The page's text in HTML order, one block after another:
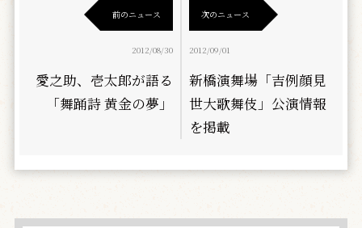
前のニュース
2012/08/30
愛之助、壱太郎が語る
「舞踊詩 黄金の夢」
次のニュース
2012/09/01
新橋演舞場「吉例顔見
世大歌舞伎」公演情報
を掲載